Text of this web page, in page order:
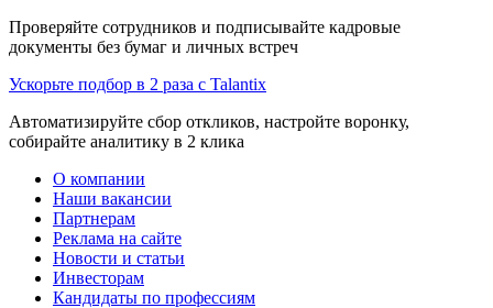
Проверяйте сотрудников и подписывайте кадровые
документы без бумаг и личных встреч
Ускорьте подбор в 2 раза с Talantix
Автоматизируйте сбор откликов, настройте воронку,
собирайте аналитику в 2 клика
О компании
Наши вакансии
Партнерам
Реклама на сайте
Новости и статьи
Инвесторам
Кандидаты по профессиям